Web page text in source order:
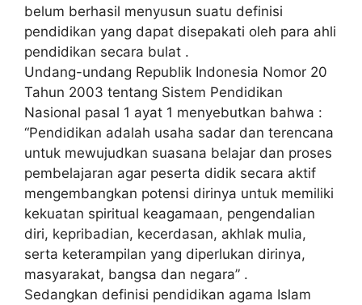
belum berhasil menyusun suatu definisi
pendidikan yang dapat disepakati oleh para ahli
pendidikan secara bulat .
Undang-undang Republik Indonesia Nomor 20
Tahun 2003 tentang Sistem Pendidikan
Nasional pasal 1 ayat 1 menyebutkan bahwa :
“Pendidikan adalah usaha sadar dan terencana
untuk mewujudkan suasana belajar dan proses
pembelajaran agar peserta didik secara aktif
mengembangkan potensi dirinya untuk memiliki
kekuatan spiritual keagamaan, pengendalian
diri, kepribadian, kecerdasan, akhlak mulia,
serta keterampilan yang diperlukan dirinya,
masyarakat, bangsa dan negara” .
Sedangkan definisi pendidikan agama Islam